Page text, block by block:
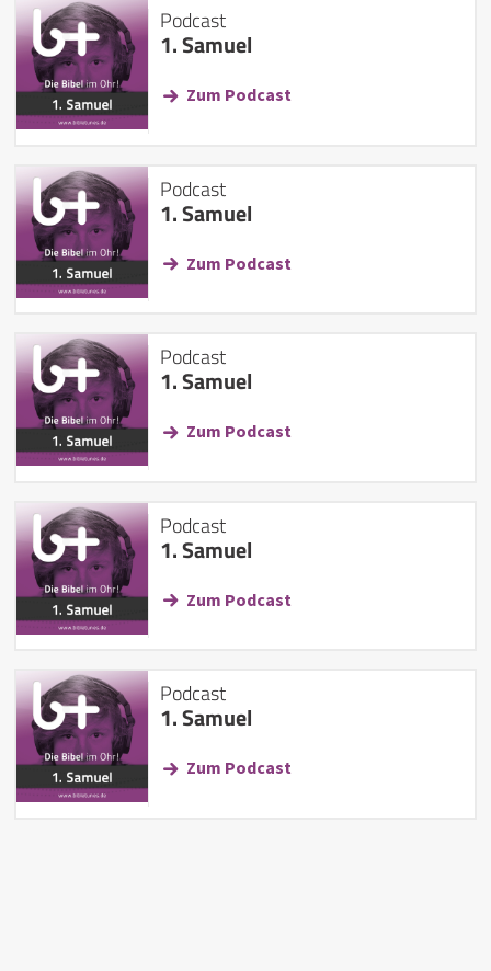
Podcast
1. Samuel
Zum Podcast
Podcast
1. Samuel
Zum Podcast
Podcast
1. Samuel
Zum Podcast
Podcast
1. Samuel
Zum Podcast
Podcast
1. Samuel
Zum Podcast